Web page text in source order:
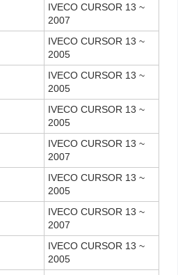
IVECO CURSOR 13 ~
2007
IVECO CURSOR 13 ~
2005
IVECO CURSOR 13 ~
2005
IVECO CURSOR 13 ~
2005
IVECO CURSOR 13 ~
2007
IVECO CURSOR 13 ~
2005
IVECO CURSOR 13 ~
2007
IVECO CURSOR 13 ~
2005